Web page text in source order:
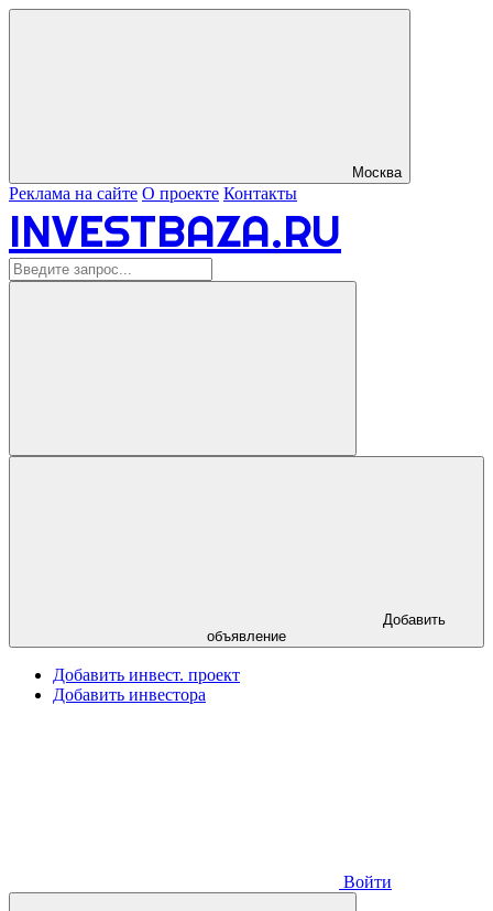
Москва
Реклама на сайте О проекте Контакты
INVESTBAZA.RU
объявление
Добавить инвест. проект
Добавить инвестора
Войти